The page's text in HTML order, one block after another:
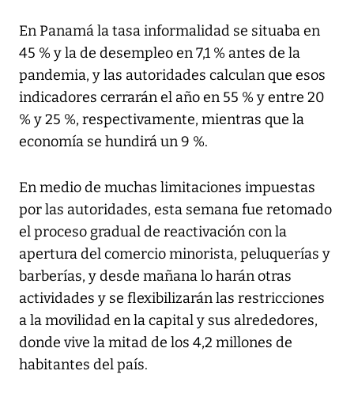
En Panamá la tasa informalidad se situaba en
45 % y la de desempleo en 7,1 % antes de la
pandemia, y las autoridades calculan que esos
indicadores cerrarán el año en 55 % y entre 20
% y 25 %, respectivamente, mientras que la
economía se hundirá un 9 %.
En medio de muchas limitaciones impuestas
por las autoridades, esta semana fue retomado
el proceso gradual de reactivación con la
apertura del comercio minorista, peluquerías y
barberías, y desde mañana lo harán otras
actividades y se flexibilizarán las restricciones
a la movilidad en la capital y sus alrededores,
donde vive la mitad de los 4,2 millones de
habitantes del país.